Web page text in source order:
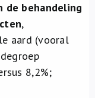
de behandeling
,
aard (vooral
8,2%;